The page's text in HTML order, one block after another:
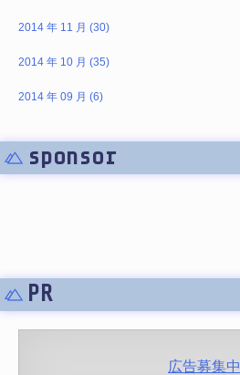
2014 年 11 月 (30)
2014 年 10 月 (35)
2014 年 09 月 (6)
sponsor
PR
広告募集中